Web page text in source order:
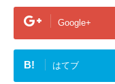
Google+
B! はてブ